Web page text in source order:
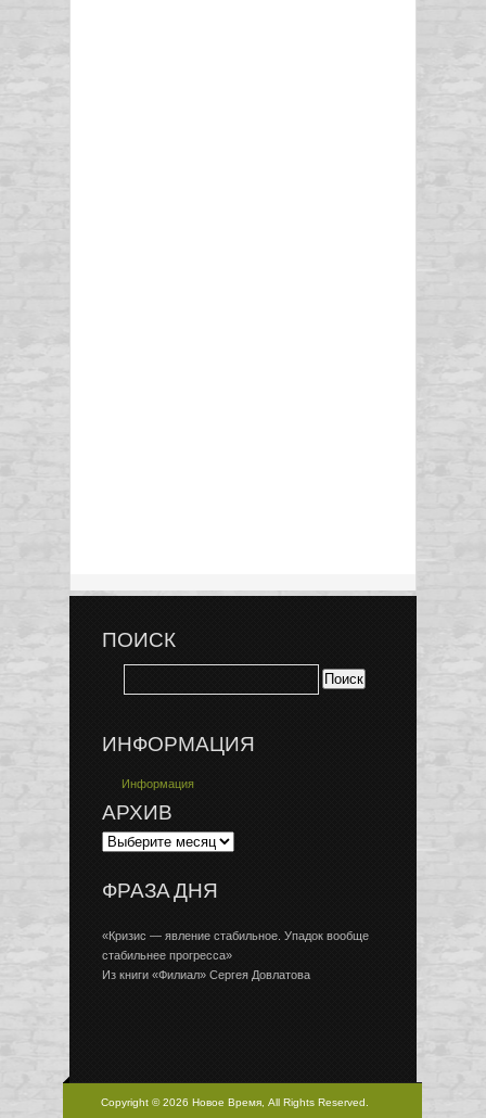
ПОИСК
ИНФОРМАЦИЯ
Информация
АРХИВ
ФРАЗА ДНЯ
«Кризис — явление стабильное. Упадок вообще
стабильнее прогресса»
Из книги «Филиал» Сергея Довлатова
Copyright © 2026 Новое Время, All Rights Reserved.